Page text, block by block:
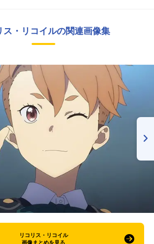
ス・リコイルの関連画像集
リコリス・リコイル
画像まとめを見る